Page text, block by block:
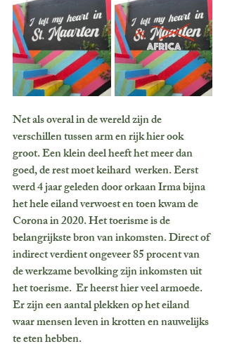
Net als overal in de wereld zijn de
verschillen tussen arm en rijk hier ook
groot. Een klein deel heeft het meer dan
goed, de rest moet keihard  werken. Eerst
werd 4 jaar geleden door orkaan Irma bijna
het hele eiland verwoest en toen kwam de
Corona in 2020. Het toerisme is de
belangrijkste bron van inkomsten. Direct of
indirect verdient ongeveer 85 procent van
de werkzame bevolking zijn inkomsten uit
het toerisme.  Er heerst hier veel armoede.
Er zijn een aantal plekken op het eiland
waar mensen leven in krotten en nauwelijks
te eten hebben.